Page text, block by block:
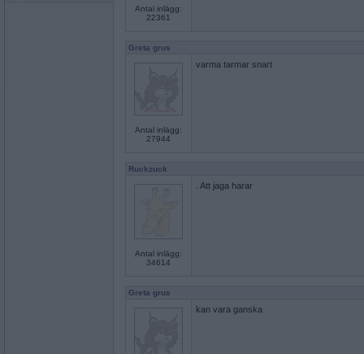
Antal inlägg:
22361
Greta grus
Antal inlägg:
27944
varma tarmar snart
Ruckzuck
Antal inlägg:
34614
. Att jaga harar
Greta grus
kan vara ganska